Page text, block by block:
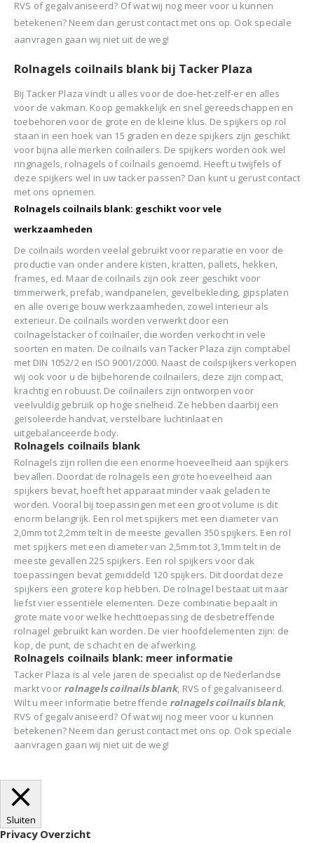
RVS of gegalvaniseerd? Of wat wij nog meer voor u kunnen
betekenen? Neem dan gerust contact met ons op. Ook speciale
aanvragen gaan wij niet uit de weg!
Rolnagels coilnails blank bij Tacker Plaza
Bij Tacker Plaza vindt u alles voor de doe-het-zelf-er en alles
voor de vakman. Koop gemakkelijk en snel gereedschappen en
toebehoren voor de grote en de kleine klus. De spijkers op rol
staan in een hoek van 15 graden en deze spijkers zijn geschikt
voor bijna alle merken coilnailers. De spijkers worden ook wel
ringnagels, rolnagels of coilnails genoemd. Heeft u twijfels of
deze spijkers wel in uw tacker passen? Dan kunt u gerust contact
met ons opnemen.
Rolnagels coilnails blank: geschikt voor vele
werkzaamheden
De coilnails worden veelal gebruikt voor reparatie en voor de
productie van onder andere kisten, kratten, pallets, hekken,
frames, ed. Maar de coilnails zijn ook zeer geschikt voor
timmerwerk, prefab, wandpanelen, gevelbekleding, gipsplaten
en alle overige bouw werkzaamheden, zowel interieur als
exterieur. De coilnails worden verwerkt door een
coilnagelstacker of coilnailer, die worden verkocht in vele
soorten en maten. De coilnails van Tacker Plaza zijn comptabel
met DIN 1052/2 en ISO 9001/2000. Naast de coilspijkers verkopen
wij ook voor u de bijbehorende coilnailers, deze zijn compact,
krachtig en robuust. De coilnailers zijn ontworpen voor
veelvuldig gebruik op hoge snelheid. Ze hebben daarbij een
geïsoleerde handvat, verstelbare luchtinlaat en
uitgebalanceerde body.
Rolnagels coilnails blank
Rolnagels zijn rollen die een enorme hoeveelheid aan spijkers
bevallen. Doordat de rolnagels een grote hoeveelheid aan
spijkers bevat, hoeft het apparaat minder vaak geladen te
worden. Vooral bij toepassingen met een groot volume is dit
enorm belangrijk. Een rol met spijkers met een diameter van
2,0mm tot 2,2mm telt in de meeste gevallen 350 spijkers. Een rol
met spijkers met een diameter van 2,5mm tot 3,1mm telt in de
meeste gevallen 225 spijkers. Een rol spijkers voor dak
toepassingen bevat gemiddeld 120 spijkers. Dit doordat deze
spijkers een grotere kop hebben. De rolnagel bestaat uit maar
liefst vier essentiële elementen. Deze combinatie bepaalt in
grote mate voor welke hechttoepassing de desbetreffende
rolnagel gebruikt kan worden. De vier hoofdelementen zijn: de
kop, de punt, de schacht en de afwerking.
Rolnagels coilnails blank: meer informatie
Tacker Plaza is al vele jaren de specialist op de Nederlandse
markt voor rolnagels coilnails blank, RVS of gegalvaniseerd.
Wilt u meer informatie betreffende rolnagels coilnails blank,
RVS of gegalvaniseerd? Of wat wij nog meer voor u kunnen
betekenen? Neem dan gerust contact met ons op. Ook speciale
aanvragen gaan wij niet uit de weg!
Sluiten
Privacy Overzicht